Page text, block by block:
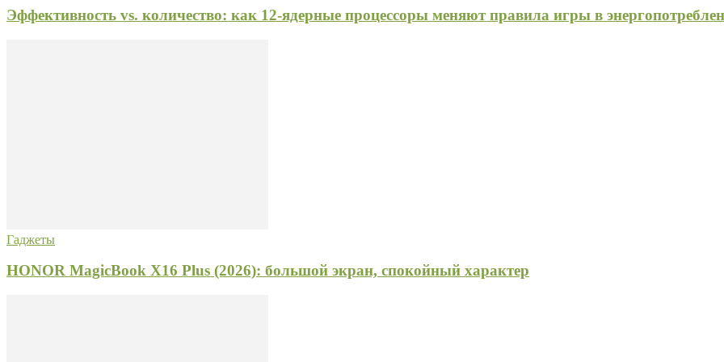
Эффективность vs. количество: как 12-ядерные процессоры меняют правила игры в
Гаджеты
HONOR MagicBook X16 Plus (2026): большой экран, спокойный характер